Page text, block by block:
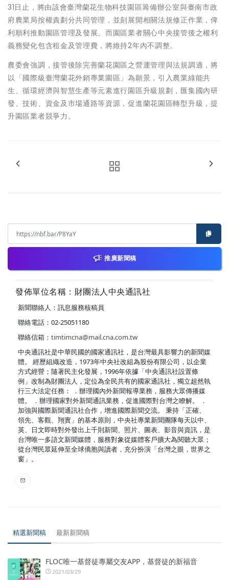
31日止，將由該會臺灣蘭花生物科技園區籌備辦公室與臺南市政
府農業局按權責劃分共同管理，並刻展開相關法規修正作業，俾
利順利推動園區管理及發展。而園區業者關心中央接管後之權利
義務變化包含租金及管理費，將維持2年內不調整。
農委會強調，接管後除完善蘭花園區之營運管理與法規調適，將
以「國際級臺灣蘭花外銷專業園區」為願景，引入農業綠能共
生、循環經濟與智慧生產等元素進行園區升級規劃，匯集國內研
發、技術、資金及市場通路等資源，促進蘭花園區轉型升級，提
升園區業者競爭力。
推廣新聞稿
發佈單位名稱：財團法人中央通訊社
新聞聯絡人：訊息服務核稿員
聯絡電話：02-25051180
聯絡信箱： timtimcna@mail.cna.com.tw
中央通訊社是中華民國的國家通訊社，是台灣最具影響力的新聞媒
體。 經歷組織改造，1973年中央社改組為股份有限公司，以企業
方式經營；隨著民主化發展，1996年依據「中央通訊社設置條
例」改制為財團法人，定位為全民共有的國家通訊社，獨立超然執
行三大法定任務： ．辦理國內外新聞報導業務，服務大眾傳播媒
體。 ．辦理國家對外新聞通訊業務，促進國際對台灣之瞭解。 ．
加強與國際新聞通訊社合作，增進國際新聞交流。 秉持「正確、
領先、客觀、翔實」的基本原則，中央社專業新聞團隊每天以中、
英、日文即時對外發出上千則新聞、照片、圖表、影音與資訊，是
台灣唯一多語文新聞媒體，服務對象從媒體客戶擴大為閱聽大眾；
從台灣民眾延伸至全球僑胞與讀者，充分扮演「台灣之眼，世界之
窗」。
精選新聞稿 最新新聞稿
FLOC唯一基督徒專屬交友APP，基督徒的新福音
2021/03/29